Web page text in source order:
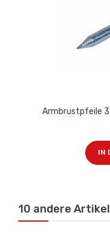
Armbrustpfeile
IN
10 andere